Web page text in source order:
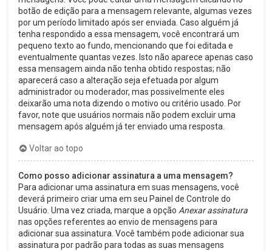
botão de edição para a mensagem relevante, algumas vezes
por um período limitado após ser enviada. Caso alguém já
tenha respondido a essa mensagem, você encontrará um
pequeno texto ao fundo, mencionando que foi editada e
eventualmente quantas vezes. Isto não aparece apenas caso
essa mensagem ainda não tenha obtido respostas; não
aparecerá caso a alteração seja efetuada por algum
administrador ou moderador, mas possivelmente eles
deixarão uma nota dizendo o motivo ou critério usado. Por
favor, note que usuários normais não podem excluir uma
mensagem após alguém já ter enviado uma resposta.
Voltar ao topo
Como posso adicionar assinatura a uma mensagem?
Para adicionar uma assinatura em suas mensagens, você
deverá primeiro criar uma em seu Painel de Controle do
Usuário. Uma vez criada, marque a opção Anexar assinatura
nas opções referentes ao envio de mensagens para
adicionar sua assinatura. Você também pode adicionar sua
assinatura por padrão para todas as suas mensagens